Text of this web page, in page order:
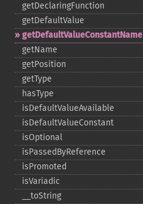
getDeclaringFunction
getDefaultValue
getDefaultValueConstantName
getName
getPosition
getType
hasType
isDefaultValueAvailable
isDefaultValueConstant
isOptional
isPassedByReference
isPromoted
isVariadic
_​_​toString